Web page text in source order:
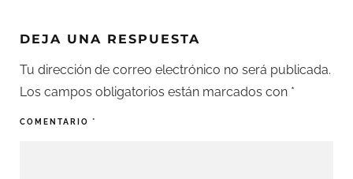
DEJA UNA RESPUESTA
Tu dirección de correo electrónico no será publicada.
Los campos obligatorios están marcados con *
COMENTARIO *